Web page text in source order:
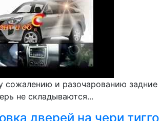
сожалению и разочарованию задние
не складываются...
дверей на чери тигго